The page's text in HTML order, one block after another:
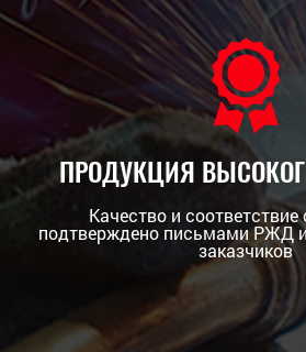
ПРОДУКЦИЯ
Качество и
подтверждено письмами РЖД
заказчиков